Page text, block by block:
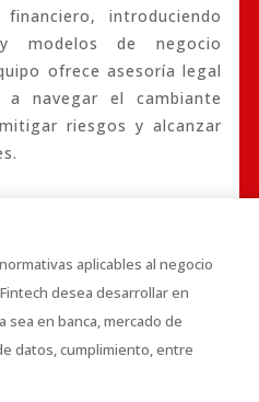
introduciendo
modelos de negocio
ofrece asesoría legal
navegar el cambiante
riesgos y alcanzar
aplicables al negocio
desea desarrollar en
en banca, mercado de
datos, cumplimiento, entre